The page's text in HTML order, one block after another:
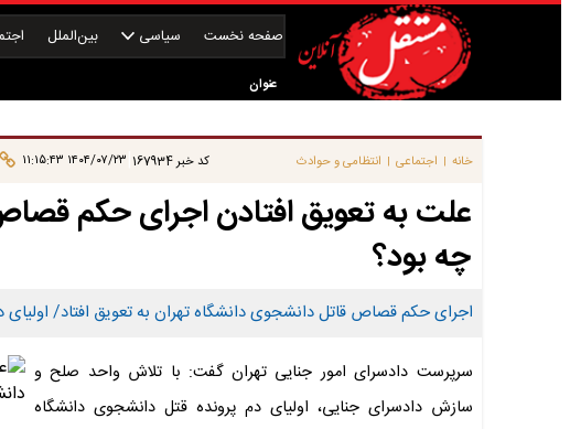
صفحه نخست سیاسی بین‌الملل
عنوان
خانه | اجتماعی | انتظامی و حوادث کد خبر167934 ۱۴۰۴/۰۷/۲۳ ۱۱:۱۵:۴۳
علت به تعویق افتادن اجرای حکم
چه بود؟
اجرای حکم قصاص قاتل دانشجوی دانشگاه تهران به تعویق افتاد/ اولیای دم 2 ماه مهلت
سرپرست دادسرای امور جنایی تهران گفت: با تلاش واحد صلح و
سازش دادسرای جنایی، اولیای دم پرونده قتل دانشجوی دانشگاه